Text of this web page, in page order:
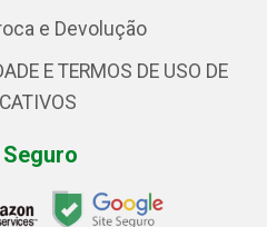
e Devolução
E TERMOS DE USO DE